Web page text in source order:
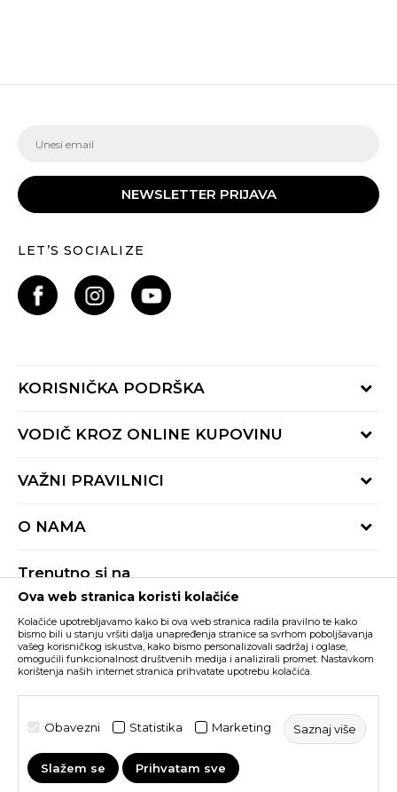
NEWSLETTER PRIJAVA
LET’S SOCIALIZE
KORISNIČKA PODRŠKA
Provjeri status porudžbine
Radno vrijeme 9-16h
VODIČ KROZ ONLINE KUPOVINU
Načini isporuke
Reklamacije
VAŽNI PRAVILNICI
Pravila Sport&Bonus programa
O NAMA
BUZZ Shopovi
Postani dio BUZZ tima
Trenutno si na
Buzz Crna Gora PROMIJENI
Nastojimo da budemo što precizniji u opisu proizvoda, prikazu slika i samih
cijena, ali ne možemo garantovati da su sve informacije kompletne i bez
grešaka. Svi artikli prikazani na sajtu su dio naše ponude i ne podrazumijeva da
su dostupni u svakom trenutku. Raspoloživost robe možete provjeriti pozivom
©2026www.buzzsneakers.me, IzradaNB SOFT. Sva prava
Ova web stranica koristi kolačiće
Kolačiće upotrebljavamo kako bi ova web stranica radila pravilno te kako
bismo bili u stanju vršiti dalja unapređenja stranice sa svrhom poboljšavanja
vašeg korisničkog iskustva, kako bismo personalizovali sadržaj i oglase,
omogućili funkcionalnost društvenih medija i analizirali promet. Nastavkom
korištenja naših internet stranica prihvatate upotrebu kolačića.
Obavezni Statistika Marketing Saznaj više
Slažem se Prihvatam sve